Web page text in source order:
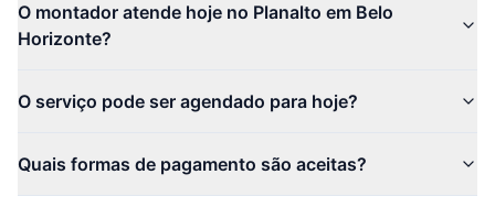
O montador atende hoje no Planalto em Belo
Horizonte?
O serviço pode ser agendado para hoje?
Quais formas de pagamento são aceitas?